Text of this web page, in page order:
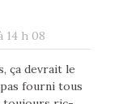
14 h 08
ça devrait le
fourni tous